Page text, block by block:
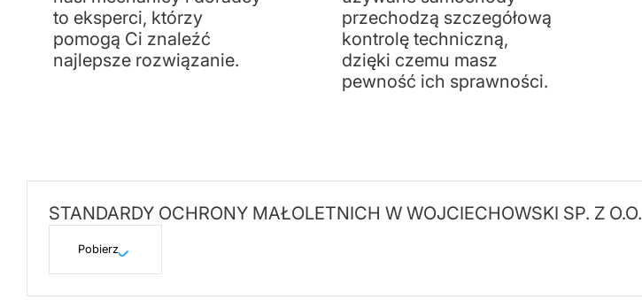
to eksperci, którzy
pomogą Ci znaleźć
najlepsze rozwiązanie.
przechodzą szczegółową
kontrolę techniczną,
dzięki czemu masz
pewność ich sprawności.
STANDARDY OCHRONY MAŁOLETNICH W WOJCIECHOWSKI SP. Z O.O.
Pobierz